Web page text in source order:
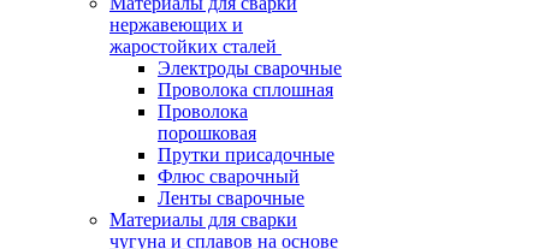
нержавеющих и
жаростойких сталей
Электроды сварочные
Проволока сплошная
Проволока
порошковая
Прутки присадочные
Флюс сварочный
Ленты сварочные
Материалы для сварки
чугуна и сплавов на основе